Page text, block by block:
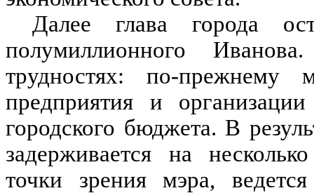
Далее глава города
полумиллионного
трудностях: по-
предприятия и
городского бюджета. В
задерживается на
точки зрения мэра,